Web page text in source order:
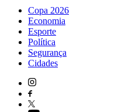
Copa 2026
Economia
Esporte
Política
Segurança
Cidades